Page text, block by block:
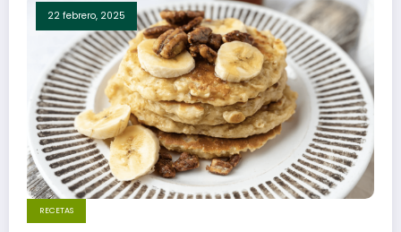
22 febrero, 2025
RECETAS